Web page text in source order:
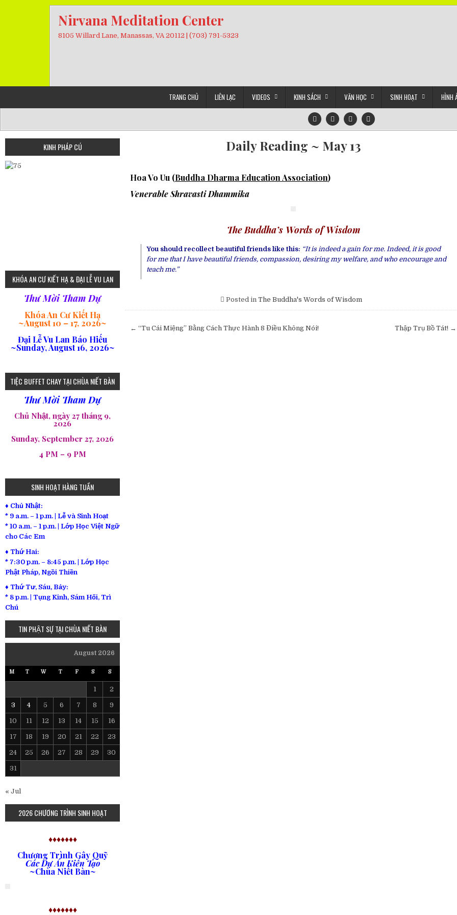
Nirvana Meditation Center
8105 Willard Lane, Manassas, VA 20112 | (703) 791-5323
TRANG CHỦ LIÊN LẠC VIDEOS KINH SÁCH VĂN HỌC SINH HOẠT HÌNH
Daily Reading ~ May 13
Hoa Vo Uu (Buddha Dharma Education Association)
Venerable Shravasti Dhammika
The Buddha’s Words of Wisdom
You should recollect beautiful friends like this: “It is indeed a gain for me. Indeed, it is good
for me that I have beautiful friends, compassion, desiring my welfare, and who encourage and
teach me.”
Posted in The Buddha's Words of Wisdom
Post Thập Trụ Bồ Tát! →
← “Tu Cái Miệng” Bằng Cách Thực Hành 8 Điều Không Nói!
KINH PHÁP CÚ
75
80
78
77
82
92
93
94
95
98
641
182
101
loipha2
loipha4
loipha1
loipha5
loipha7
loipha8
loipha10
loipha9
loi-phat-day
loipha15
loipha13
KHÓA AN CƯ KIẾT HẠ & ĐẠI LỄ VU LAN
Thư Mời Tham Dự
Khóa An Cư Kiết Hạ
~August 10 – 17, 2026~
Đại Lễ Vu Lan Báo Hiếu
~Sunday, August 16, 2026~
TIỆC BUFFET CHAY TẠI CHÙA NIẾT BÀN
Thư Mời Tham Dự
Chủ Nhật, ngày 27 tháng 9,
2026
Sunday, September 27, 2026
4 PM – 9 PM
SINH HOẠT HÀNG TUẦN
♦ Chủ Nhật:
* 9 a.m. – 1 p.m. | Lễ và Sinh Hoạt
* 10 a.m. – 1 p.m. | Lớp Học Việt Ngữ
cho Các Em
♦ Thứ Hai:
* 7:30 p.m. – 8:45 p.m. | Lớp Học
Phật Pháp, Ngồi Thiền
♦ Thứ Tư, Sáu, Bảy:
* 8 p.m. | Tụng Kinh, Sám Hối, Trì
Chú
TIN PHẬT SỰ TẠI CHÙA NIẾT BÀN
August 2026
M T W T F S S
1 2
3 4 5 6 7 8 9
10 11 12 13 14 15 16
17 18 19 20 21 22 23
24 25 26 27 28 29 30
31
« Jul
2026 CHƯƠNG TRÌNH SINH HOẠT
♦♦♦♦♦♦♦
Chương Trình Gây Quỹ
Các Dự Án Kiến Tạo
~Chùa Niết Bàn~
♦♦♦♦♦♦♦